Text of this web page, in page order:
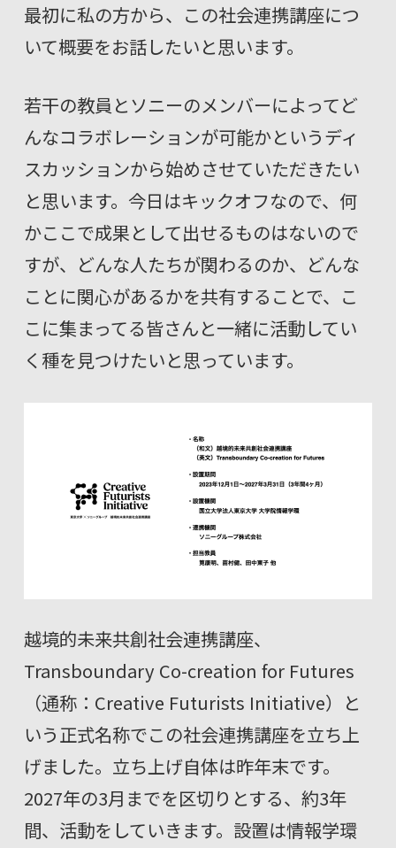
最初に私の方から、この社会連携講座につ
いて概要をお話したいと思います。
若干の教員とソニーのメンバーによってど
んなコラボレーションが可能かというディ
スカッションから始めさせていただきたい
と思います。今日はキックオフなので、何
かここで成果として出せるものはないので
すが、どんな人たちが関わるのか、どんな
ことに関心があるかを共有することで、こ
こに集まってる皆さんと一緒に活動してい
く種を見つけたいと思っています。
越境的未来共創社会連携講座、
Transboundary Co-creation for Futures
（通称：Creative Futurists Initiative）と
いう正式名称でこの社会連携講座を立ち上
げました。立ち上げ自体は昨年末です。
2027年の3月までを区切りとする、約3年
間、活動をしていきます。設置は情報学環